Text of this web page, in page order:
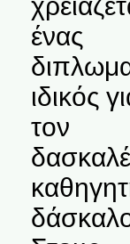
ένας
ιδικός
τον